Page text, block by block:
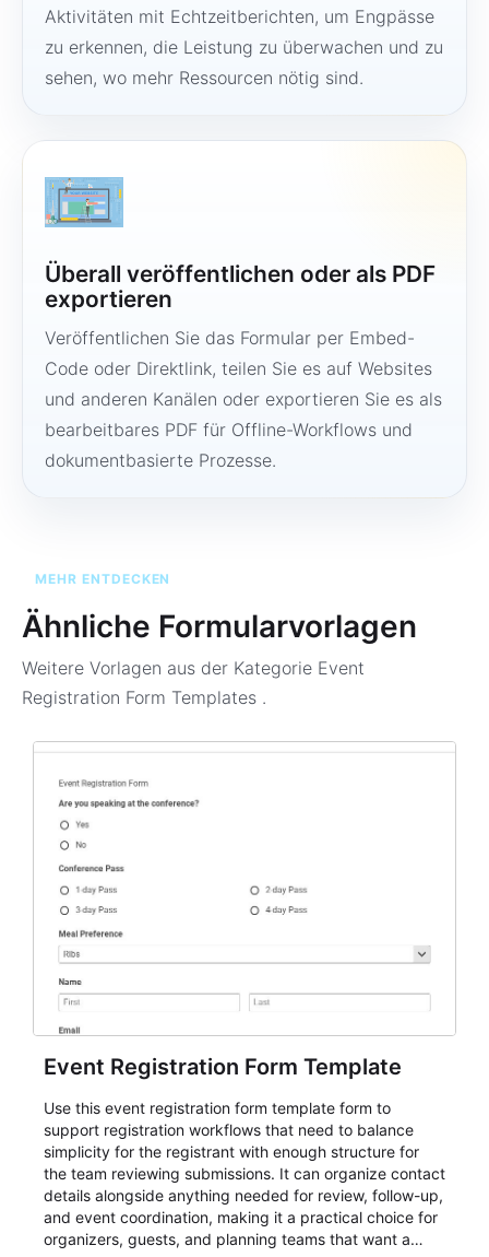
Aktivitäten mit Echtzeitberichten, um Engpässe
zu erkennen, die Leistung zu überwachen und zu
sehen, wo mehr Ressourcen nötig sind.
Überall veröffentlichen oder als PDF
exportieren
Veröffentlichen Sie das Formular per Embed-
Code oder Direktlink, teilen Sie es auf Websites
und anderen Kanälen oder exportieren Sie es als
bearbeitbares PDF für Offline-Workflows und
dokumentbasierte Prozesse.
MEHR ENTDECKEN
Ähnliche Formularvorlagen
Weitere Vorlagen aus der Kategorie Event
Registration Form Templates .
Event Registration Form Template
Use this event registration form template form to
support registration workflows that need to balance
simplicity for the registrant with enough structure for
the team reviewing submissions. It can organize contact
details alongside anything needed for review, follow-up,
and event coordination, making it a practical choice for
organizers, guests, and planning teams that want a